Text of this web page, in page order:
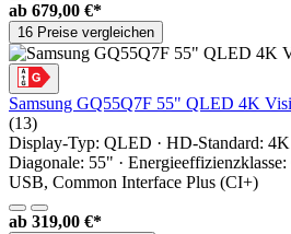
ab 679,00 €*
16 Preise vergleichen
Samsung GQ55Q7F 55" QLED 4K
(13)
Display-Typ: QLED · HD-Standard:
Diagonale: 55" ·
USB, Common Interface Plus (CI+)
ab 319,00 €*